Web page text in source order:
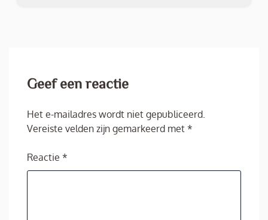
Geef een reactie
Het e-mailadres wordt niet gepubliceerd.
Vereiste velden zijn gemarkeerd met *
Reactie *